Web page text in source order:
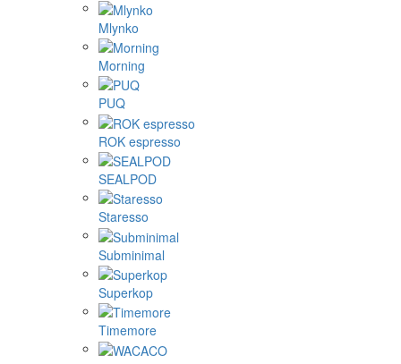
Mlynko
Morning
PUQ
ROK espresso
SEALPOD
Staresso
Subminimal
Superkop
Timemore